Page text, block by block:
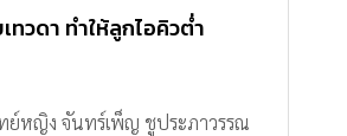
ทวดา ทำให้ลูกไอคิวต่ำ
ย์หญิง จันทร์เพ็ญ ชูประภาวรรณ